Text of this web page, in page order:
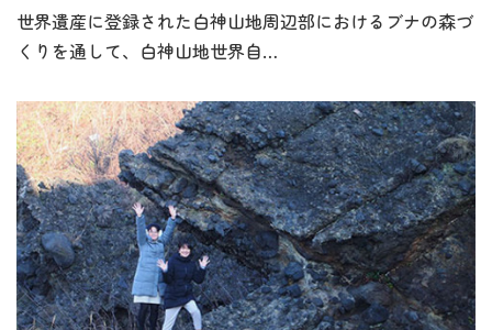
世界遺産に登録された白神山地周辺部におけるブナの森づ
くりを通して、白神山地世界自…